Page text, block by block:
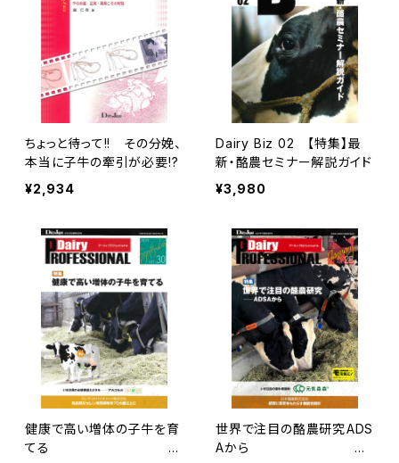
ちょっと待って!! その分娩、
本当に子牛の牽引が必要!?
¥2,934
Dairy Biz 02 【特集】最
新・酪農セミナー解説ガイド
¥3,980
健康で高い増体の子牛を育
てる
世界で注目の酪農研究――ADS
Aから